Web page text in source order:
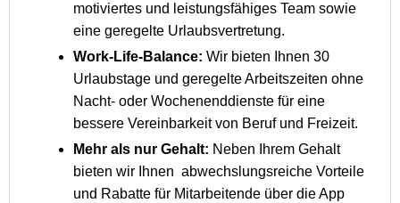
motiviertes und leistungsfähiges Team sowie
eine geregelte Urlaubsvertretung.
Work-Life-Balance: Wir bieten Ihnen 30
Urlaubstage und geregelte Arbeitszeiten ohne
Nacht- oder Wochenenddienste für eine
bessere Vereinbarkeit von Beruf und Freizeit.
Mehr als nur Gehalt: Neben Ihrem Gehalt
bieten wir Ihnen abwechslungsreiche Vorteile
und Rabatte für Mitarbeitende über die App